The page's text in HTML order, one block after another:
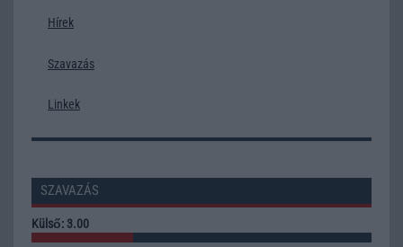
Hírek
Szavazás
Linkek
SZAVAZÁS
Külső: 3.00